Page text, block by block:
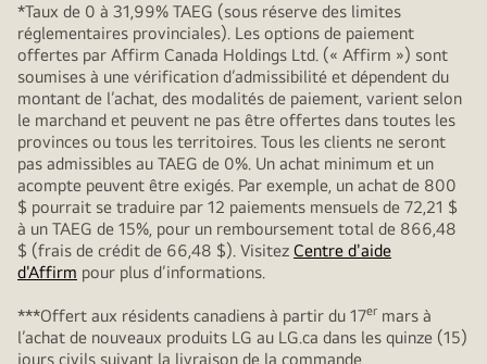
*Taux de 0 à 31,99% TAEG (sous réserve des limites
réglementaires provinciales). Les options de paiement
offertes par Affirm Canada Holdings Ltd. (« Affirm ») sont
soumises à une vérification d’admissibilité et dépendent du
montant de l’achat, des modalités de paiement, varient selon
le marchand et peuvent ne pas être offertes dans toutes les
provinces ou tous les territoires. Tous les clients ne seront
pas admissibles au TAEG de 0%. Un achat minimum et un
acompte peuvent être exigés. Par exemple, un achat de 800
$ pourrait se traduire par 12 paiements mensuels de 72,21 $
à un TAEG de 15%, pour un remboursement total de 866,48
$ (frais de crédit de 66,48 $). Visitez Centre d'aide
d'Affirm pour plus d’informations.
***Offert aux résidents canadiens à partir du 17er mars à
l’achat de nouveaux produits LG au LG.ca dans les quinze (15)
jours civils suivant la livraison de la commande,